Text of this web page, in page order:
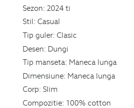
Sezon: 2024 ti
Stil: Casual
Tip guler: Clasic
Desen: Dungi
Tip manseta: Maneca lunga
Dimensiune: Maneca lunga
Corp: Slim
Compozitie: 100% cotton